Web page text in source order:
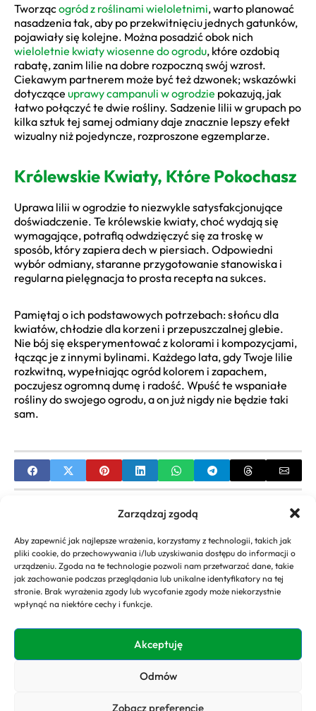
Zarządzaj zgodą
Aby zapewnić jak najlepsze wrażenia, korzystamy z technologii, takich jak
pliki cookie, do przechowywania i/lub uzyskiwania dostępu do informacji o
urządzeniu. Zgoda na te technologie pozwoli nam przetwarzać dane, takie
jak zachowanie podczas przeglądania lub unikalne identyfikatory na tej
stronie. Brak wyrażenia zgody lub wycofanie zgody może niekorzystnie
wpłynąć na niektóre cechy i funkcje.
Akceptuję
Odmów
Zobacz preferencje
Tworzącogród z roślinami wieloletnimi, warto planować
nasadzenia tak, aby po przekwitnięciu jednych gatunków,
pojawiały się kolejne. Można posadzić obok nich
wieloletnie kwiaty wiosenne do ogrodu, które ozdobią
rabatę, zanim lilie na dobre rozpoczną swój wzrost.
Ciekawym partnerem może być też dzwonek; wskazówki
dotyczące uprawy campanuli w ogrodzie pokazują, jak
łatwo połączyć te dwie rośliny. Sadzenie lilii w grupach po
kilka sztuk tej samej odmiany daje znacznie lepszy efekt
wizualny niż pojedyncze, rozproszone egzemplarze.
Królewskie Kwiaty, Które Pokochasz
Uprawa lilii w ogrodzie to niezwykle satysfakcjonujące
doświadczenie. Te królewskie kwiaty, choć wydają się
wymagające, potrafią odwdzięczyć się za troskę w
sposób, który zapiera dech w piersiach. Odpowiedni
wybór odmiany, staranne przygotowanie stanowiska i
regularna pielęgnacja to prosta recepta na sukces.
Pamiętaj o ich podstawowych potrzebach: słońcu dla
kwiatów, chłodzie dla korzeni i przepuszczalnej glebie.
Nie bój się eksperymentować z kolorami i kompozycjami,
łącząc je z innymi bylinami. Każdego lata, gdy Twoje lilie
rozkwitną, wypełniając ogród kolorem i zapachem,
poczujesz ogromną dumę i radość. Wpuść te wspaniałe
rośliny do swojego ogrodu, a on już nigdy nie będzie taki
sam.
Cennik Magicznych Ogrodów | Analiza Kosztów i
Wycena Projektu
NEXT
Tajemniczy Ogród – Streszczenie, Analiza,
Bohaterowie i Symbolika
Copyright 2026. All rights
Prywatności